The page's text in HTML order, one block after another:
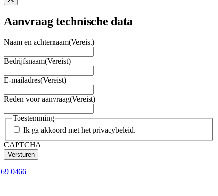
Aanvraag technische data
Naam en achternaam(Vereist)
Bedrijfsnaam(Vereist)
E-mailadres(Vereist)
Reden voor aanvraag(Vereist)
Toestemming
Ik ga akkoord met het privacybeleid.
CAPTCHA
0466